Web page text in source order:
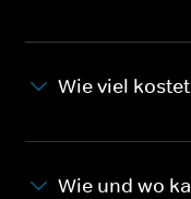
Wie viel
Wie und wo